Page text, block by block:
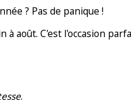
? Pas de panique !
à août. C'est l'occasion
.